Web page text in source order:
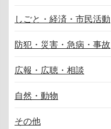
しごと・経済・市民活動
防犯・災害・急病・事故
広報・広聴・相談
自然・動物
その他